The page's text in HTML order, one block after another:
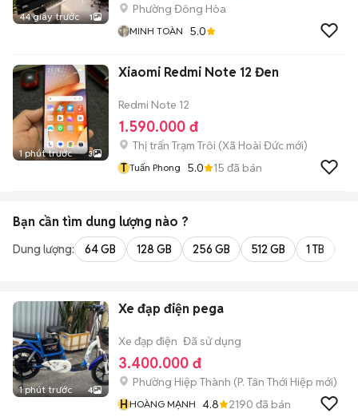
44 giây trước 1
Phường Đông Hòa
MINH TOÀN 5.0
1 phút trước 3
Xiaomi Redmi Note 12 Đen
Redmi Note 12
1.590.000 đ
Thị trấn Trạm Trôi (Xã Hoài Đức mới)
T Tuấn Phong 5.0 15 đã bán
Bạn cần tìm dung lượng nào ?
Dung lượng: 64 GB 128 GB 256 GB 512 GB 1 TB
1 phút trước 4
Xe đạp điện pega
Xe đạp điện Đã sử dụng
3.400.000 đ
Phường Hiệp Thành (P. Tân Thới Hiệp mới)
HHOÀNG MẠNH 4.8 2190 đã bán